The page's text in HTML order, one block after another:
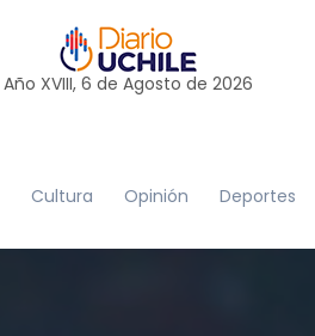
Año XVIII, 6 de Agosto de 2026
Cultura Opinión Deportes